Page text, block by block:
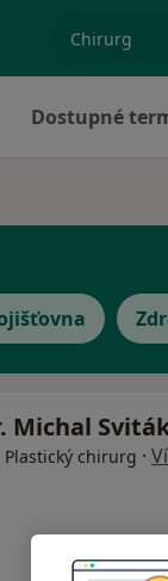
Dostupné
Michal
chirurg ·